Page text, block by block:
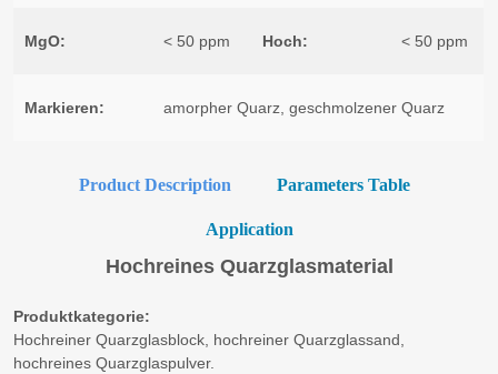
Product Description Parameters Table
Application
Hochreines Quarzglasmaterial
Produktkategorie:
Hochreiner Quarzglasblock, hochreiner Quarzglassand,
hochreines Quarzglaspulver.